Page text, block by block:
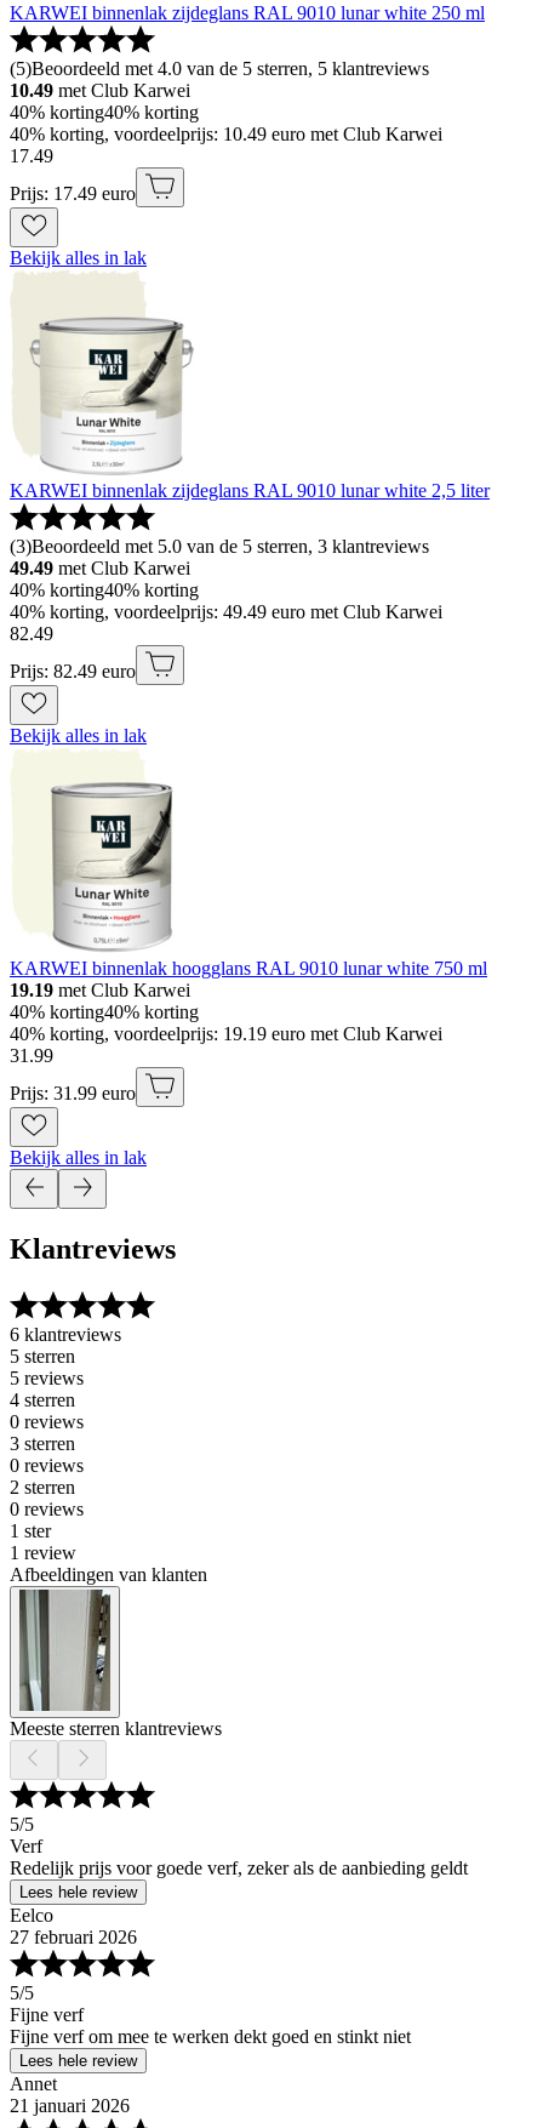
KARWEI binnenlak zijdeglans RAL 9010 lunar white 250 ml
(5)Beoordeeld met 4.0 van de 5 sterren, 5 klantreviews
10.49 met Club Karwei
40% korting40% korting
40% korting, voordeelprijs: 10.49 euro met Club Karwei
17.49
Prijs: 17.49 euro
Bekijk alles in lak
KARWEI binnenlak zijdeglans RAL 9010 lunar white 2,5 liter
(3)Beoordeeld met 5.0 van de 5 sterren, 3 klantreviews
49.49 met Club Karwei
40% korting40% korting
40% korting, voordeelprijs: 49.49 euro met Club Karwei
82.49
Prijs: 82.49 euro
Bekijk alles in lak
KARWEI binnenlak hoogglans RAL 9010 lunar white 750 ml
19.19 met Club Karwei
40% korting40% korting
40% korting, voordeelprijs: 19.19 euro met Club Karwei
31 .99
Prijs: 31.99 euro
Bekijk alles in lak
Klantreviews
6 klantreviews
5 sterren
5 reviews
4 sterren
0 reviews
3 sterren
0 reviews
2 sterren
0 reviews
1 ster
1 review
Afbeeldingen van klanten
Meeste sterren klantreviews
5/5
Verf
Redelijk prijs voor goede verf, zeker als de aanbieding geldt
Lees hele review
Eelco
27 februari 2026
5/5
Fijne verf
Fijne verf om mee te werken dekt goed en stinkt niet
Lees hele review
Annet
21 januari 2026